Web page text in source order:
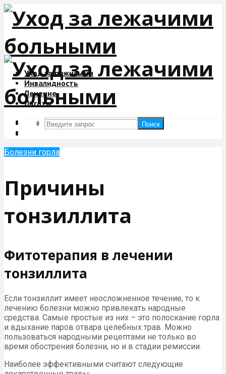
Уход за пожилыми
Инвалидность
Лечение
Льготы
Поиск
Поиск
Болезни горла
Причины
тонзиллита
Фитотерапия в лечении
тонзиллита
Если тонзиллит имеет неосложненное течение, то к
лечению болезни можно привлекать народные
средства. Самые простые из них – это полоскание горла
и вдыхание паров отвара целебных трав. Можно
пользоваться народными рецептами не только во
время обострения болезни, но и в стадии ремиссии.
Наиболее эффективными считают следующие